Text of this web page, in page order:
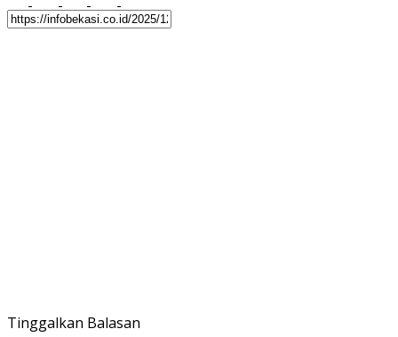
Tinggalkan Balasan